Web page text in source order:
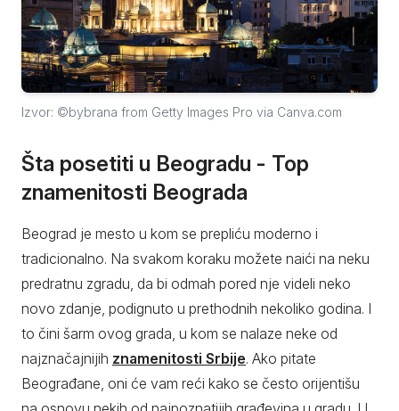
Izvor: ©bybrana from Getty Images Pro via Canva.com
Šta posetiti u Beogradu - Top
znamenitosti Beograda
Beograd je mesto u kom se prepliću moderno i
tradicionalno. Na svakom koraku možete naići na neku
predratnu zgradu, da bi odmah pored nje videli neko
novo zdanje, podignuto u prethodnih nekoliko godina. I
to čini šarm ovog grada, u kom se nalaze neke od
najznačajnijih znamenitosti Srbije. Ako pitate
Beograđane, oni će vam reći kako se često orijentišu